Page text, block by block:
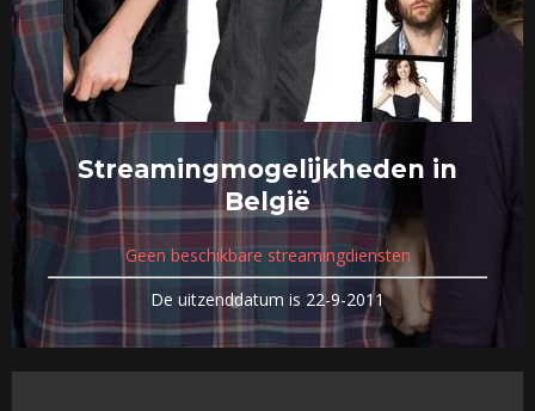
Streamingmogelijkheden in
België
Geen beschikbare streamingdiensten
De uitzenddatum is 22-9-2011